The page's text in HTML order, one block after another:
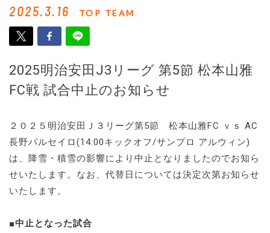
2025.3.16 TOP TEAM
2025明治安田J3リーグ 第5節 松本山雅
FC戦 試合中止のお知らせ
２０２５明治安田Ｊ３リーグ第5節 松本山雅FC ｖｓ AC
長野パルセイロ(14:00キックオフ/サンプロ アルウィン)
は、降雪・積雪の影響により中止となりましたのでお知ら
せいたします。なお、代替日については決定次第お知らせ
いたします。
■中止となった試合